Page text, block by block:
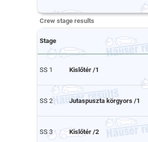
Crew stage results
Stage
SS 1 Kislőtér /1
SS 2 Jutaspuszta körgyors /1
SS 3 Kislőtér /2